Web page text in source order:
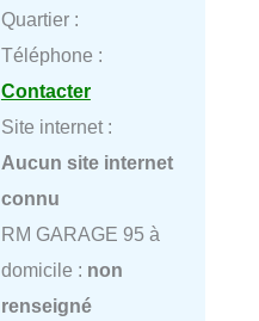
Quartier :
Téléphone :
Contacter
Site internet :
Aucun site internet
connu
RM GARAGE 95 à
domicile : non
renseigné